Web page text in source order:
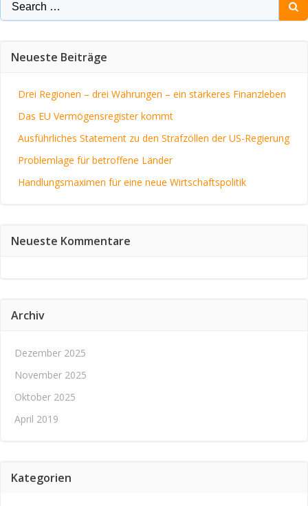
for:
Neueste Beiträge
Drei Regionen – drei Währungen – ein stärkeres Finanzleben
Das EU Vermögensregister kommt
Ausführliches Statement zu den Strafzöllen der US-Regierung
Problemlage für betroffene Länder
Handlungsmaximen für eine neue Wirtschaftspolitik
Neueste Kommentare
Archiv
Dezember 2025
November 2025
Oktober 2025
April 2019
Kategorien